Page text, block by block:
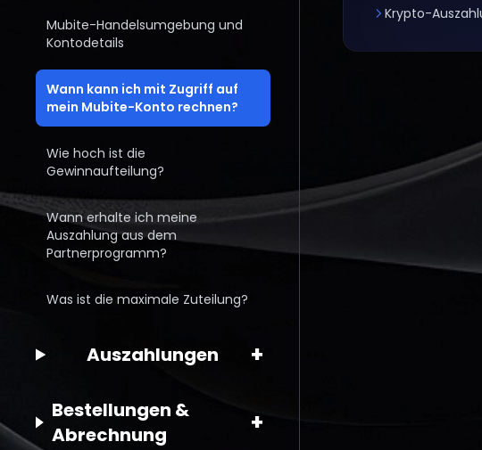
Mubite-Handelsumgebung und
Kontodetails
Wann kann ich mit Zugriff auf
mein Mubite-Konto rechnen?
Wie hoch ist die
Gewinnaufteilung?
Wann erhalte ich meine
Auszahlung aus dem
Partnerprogramm?
Was ist die maximale Zuteilung?
Auszahlungen +
Bestellungen &
Abrechnung
+
Krypto-